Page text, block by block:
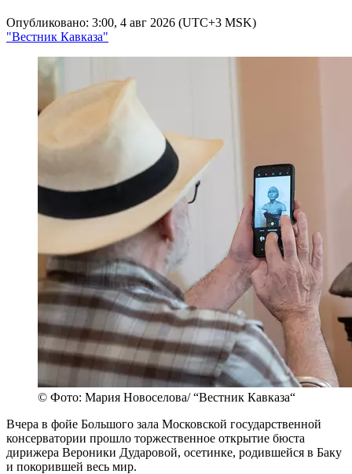
Опубликовано: 3:00, 4 авг 2026 (UTC+3 MSK)
"Вестник Кавказа"
© Фото: Мария Новоселова/ “Вестник Кавказа“
Вчера в фойе Большого зала Московской государственной
консерватории прошло торжественное открытие бюста
дирижера Вероники Дударовой, осетинке, родившейся в Баку
и покорившей весь мир.